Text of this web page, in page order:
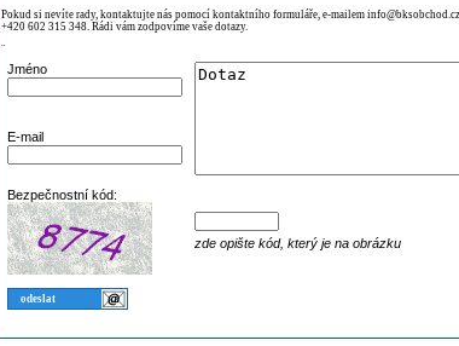
Pokud si nevíte rady, kontaktujte nás pomocí kontaktního formuláře, e-mailem
+420 602 315 348. Rádi vám zodpovíme vaše dotazy.
¨
Jméno
E-mail
Bezpečnostní kód:
zde opište kód, který je na obrázku